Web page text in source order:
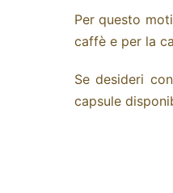
Per questo
caffè e per la
Se desideri
capsule